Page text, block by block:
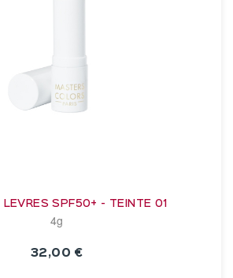
LEVRES SPF50+ - TEINTE 01
4g
32,00 €